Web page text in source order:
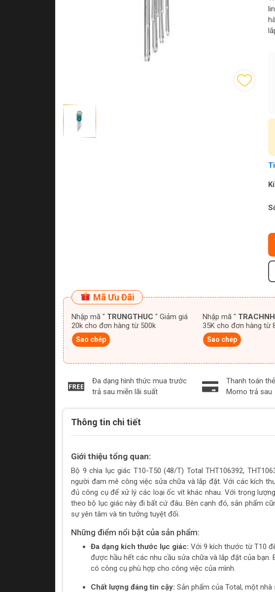
Mã Ưu Đãi
Nhập mã " TRUNGTHUC " Giảm giá
20k cho đơn hàng từ 500k
Sao chép
Nhập mã "
35K cho đơn hàng từ
Sao chép
Đa dạng hình thức mua trước
trả sau miễn lãi suất
Thanh toán
Momo trả sau
Thông tin chi tiết
Giới thiệu tổng quan:
Bộ 9 chìa lục giác T10-T50 (48/T) Total THT106392,
người đam mê công việc sửa chữa và lắp đặt. Với các kích
đủ công cụ để xử lý các loại ốc vít khác nhau. Với trọng
theo bộ lục giác này đi bất cứ đâu. Bên cạnh đó, sản phẩm
sự yên tâm và tin tưởng tuyệt đối.
Những điểm nổi bật của sản phẩm:
Đa dạng kích thước lục giác: Với 9 kích thước từ T10
được hầu hết các nhu cầu sửa chữa và lắp đặt của bạn.
có công cụ phù hợp cho công việc của mình.
Chất lượng đáng tin cậy: Sản phẩm của Total, một